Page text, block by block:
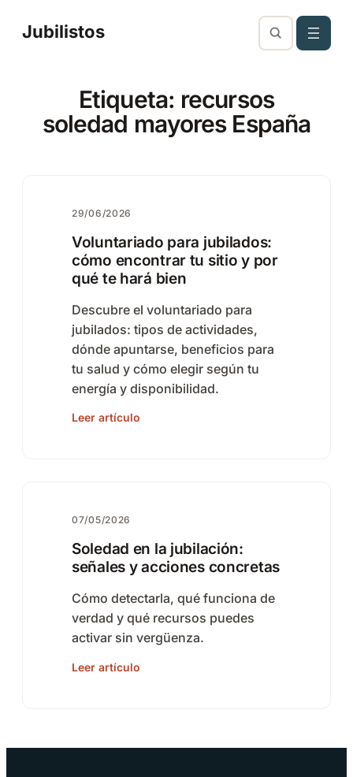
Jubilistos
Etiqueta: recursos
soledad mayores España
29/06/2026
Voluntariado para jubilados:
cómo encontrar tu sitio y por
qué te hará bien
Descubre el voluntariado para
jubilados: tipos de actividades,
dónde apuntarse, beneficios para
tu salud y cómo elegir según tu
energía y disponibilidad.
Leer artículo
07/05/2026
Soledad en la jubilación:
señales y acciones concretas
Cómo detectarla, qué funciona de
verdad y qué recursos puedes
activar sin vergüenza.
Leer artículo